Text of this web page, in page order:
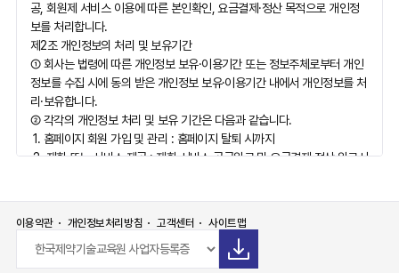
공, 회원제 서비스 이용에 따른 본인확인, 요금결제·정산 목적으로 개인정
보를 처리합니다.
제2조 개인정보의 처리 및 보유기간
① 회사는 법령에 따른 개인정보 보유·이용기간 또는 정보주체로부터 개인
정보를 수집 시에 동의 받은 개인정보 보유·이용기간 내에서 개인정보를 처
리·보유합니다.
② 각각의 개인정보 처리 및 보유 기간은 다음과 같습니다.
1. 홈페이지 회원 가입 및 관리 : 홈페이지 탈퇴 시까지
2. 재화 또는 서비스 제공 : 재화·서비스 공급완료 및 요금결제·정산 완료시
제3조 개인정보의 제3자 제공에 관한 사항
회사는 정보주체의 개인정보를 제1조(개인정보의 처리 목적)에서 명시한
범위 내에서만 처리하며, 정보 주체의 동의, 법률의 특별한 규정 등 「개인정
이용약관 개인정보처리방침 고객센터 사이트맵